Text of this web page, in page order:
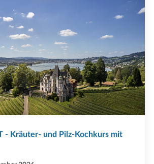
- Kräuter- und Pilz-Kochkurs mit